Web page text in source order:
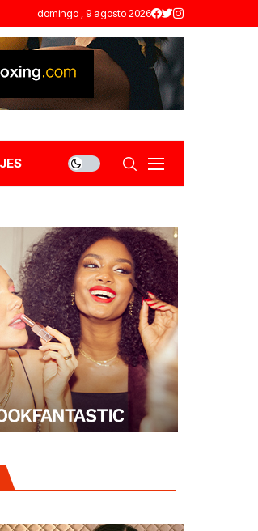
domingo , 9 agosto 2026